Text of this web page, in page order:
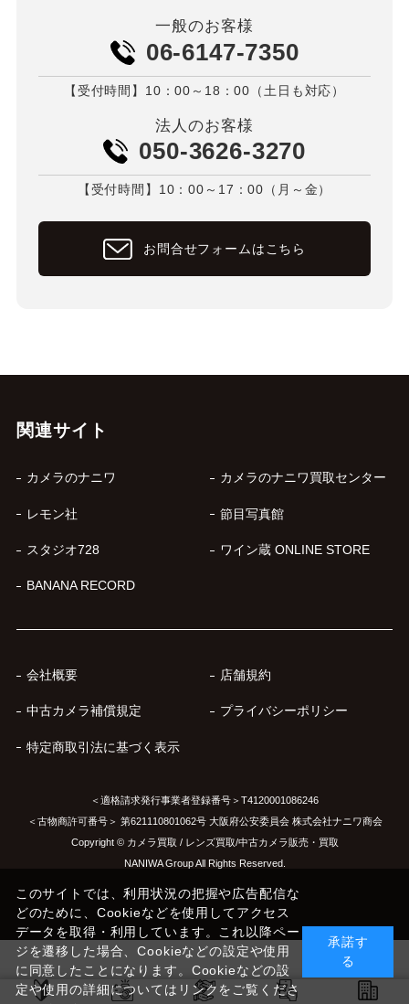
一般のお客様
06-6147-7350
【受付時間】10：00～18：00（土日も対応）
法人のお客様
050-3626-3270
【受付時間】10：00～17：00（月～金）
お問合せフォームはこちら
関連サイト
カメラのナニワ カメラのナニワ買取センター
レモン社 節目写真館
スタジオ728 ワイン蔵 ONLINE STORE
BANANA RECORD
会社概要 店舗規約
中古カメラ補償規定 プライバシーポリシー
特定商取引法に基づく表示
＜適格請求発行事業者登録番号＞T4120001086246
＜古物商許可番号＞ 第621110801062号 大阪府公安委員会 株式会社ナニワ商会
Copyright © カメラ買取 / レンズ買取/中古カメラ販売・買取
NANIWA Group All Rights Reserved.
このサイトでは、利用状況の把握や広告配信な
どのために、Cookieなどを使用してアクセス
データを取得・利用しています。これ以降ペー
ジを遷移した場合、Cookieなどの設定や使用
に同意したことになります。Cookieなどの設
定や使用の詳細についてはリンクをご覧くださ
承諾す
る